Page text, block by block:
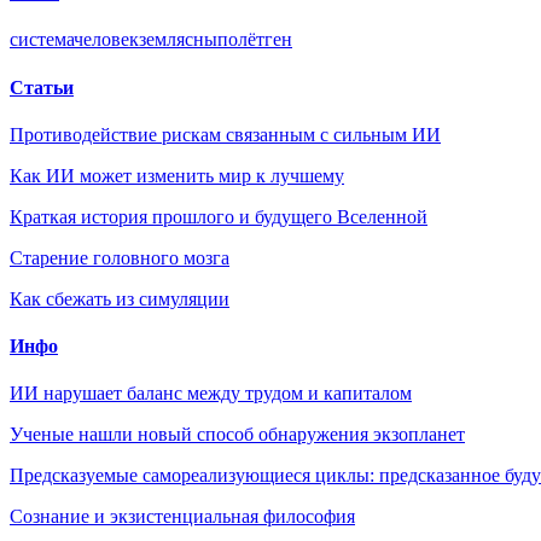
системачеловекземлясныполётген
Статьи
Противодействие рискам связанным с сильным ИИ
Как ИИ может изменить мир к лучшему
Краткая история прошлого и будущего Вселенной
Старение головного мозга
Как сбежать из симуляции
Инфо
ИИ нарушает баланс между трудом и капиталом
Ученые нашли новый способ обнаружения экзопланет
Предсказуемые самореализующиеся циклы: предсказанное
Сознание и экзистенциальная философия